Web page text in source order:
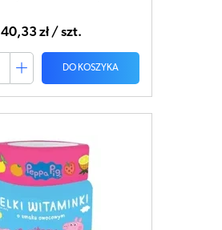
40,33 zł / szt.
DO KOSZYKA